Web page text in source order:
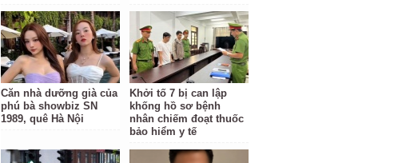
Căn nhà dưỡng già của
phú bà showbiz SN
1989, quê Hà Nội
Khởi tố 7 bị can lập
khống hồ sơ bệnh
nhân chiếm đoạt thuốc
bảo hiểm y tế